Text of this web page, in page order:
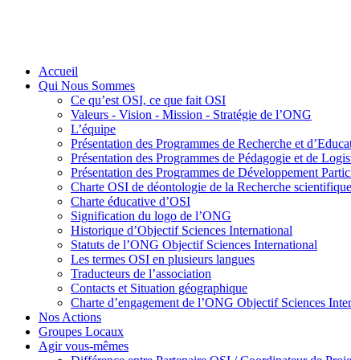
Accueil
Qui Nous Sommes
Ce qu’est OSI, ce que fait OSI
Valeurs - Vision - Mission - Stratégie de l’ONG
L’équipe
Présentation des Programmes de Recherche et
Présentation des Programmes de Pédagogie et de
Présentation des Programmes de Développement
Charte OSI de déontologie de la Recherche scientifique
Charte éducative d’OSI
Signification du logo de l’ONG
Historique d’Objectif Sciences International
Statuts de l’ONG Objectif Sciences International
Les termes OSI en plusieurs langues
Traducteurs de l’association
Contacts et Situation géographique
Charte d’engagement de l’ONG Objectif Sciences
Nos Actions
Groupes Locaux
Agir vous-mêmes